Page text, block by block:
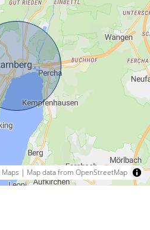
| Map data from OpenStreetMap